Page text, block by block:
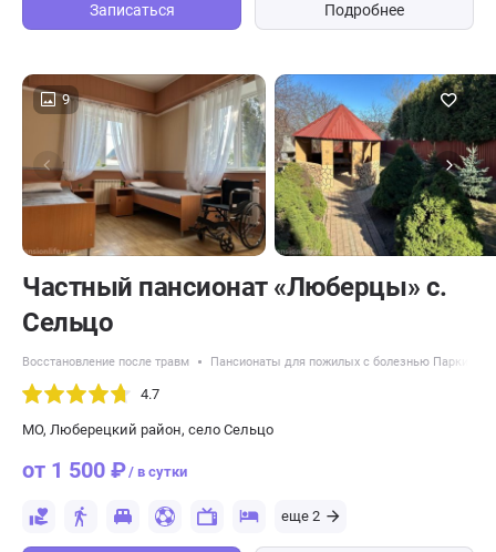
Записаться Подробнее
9
Частный пансионат «Люберцы» с.
Сельцо
Восстановление после травм Пансионаты для пожилых с болезнью
4.7
МО, Люберецкий район, село Сельцо
от 1 500 ₽/ в сутки
еще 2